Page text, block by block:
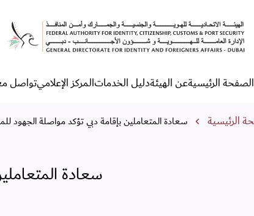
سعادة المتعاملين بإقامة
القائمة الرئيسية
الصفحة الرئيسيةعن الهيئةدليل الخدماتالمركز الإعلاميتواصل
مسار التنقل
الرئيسية سعادة المتعاملين بإقامة دبي تؤكد مواصلة الجهود
سعادة